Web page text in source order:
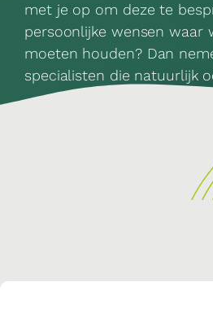
met je op om deze te
persoonlijke wensen waar
moeten houden? Dan
specialisten die natuurlijk